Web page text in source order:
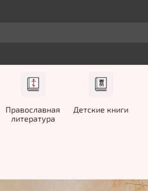
Православная
литература
Детские книги